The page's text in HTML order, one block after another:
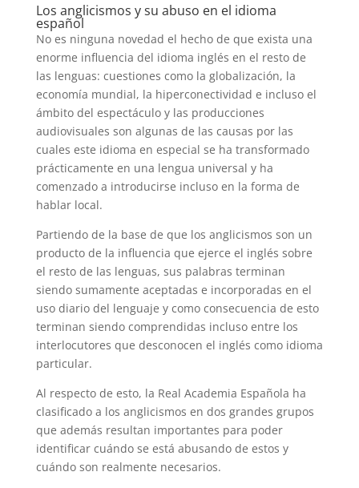
Los anglicismos y su abuso en el idioma
español
No es ninguna novedad el hecho de que exista una
enorme influencia del idioma inglés en el resto de
las lenguas: cuestiones como la globalización, la
economía mundial, la hiperconectividad e incluso el
ámbito del espectáculo y las producciones
audiovisuales son algunas de las causas por las
cuales este idioma en especial se ha transformado
prácticamente en una lengua universal y ha
comenzado a introducirse incluso en la forma de
hablar local.
Partiendo de la base de que los anglicismos son un
producto de la influencia que ejerce el inglés sobre
el resto de las lenguas, sus palabras terminan
siendo sumamente aceptadas e incorporadas en el
uso diario del lenguaje y como consecuencia de esto
terminan siendo comprendidas incluso entre los
interlocutores que desconocen el inglés como idioma
particular.
Al respecto de esto, la Real Academia Española ha
clasificado a los anglicismos en dos grandes grupos
que además resultan importantes para poder
identificar cuándo se está abusando de estos y
cuándo son realmente necesarios.